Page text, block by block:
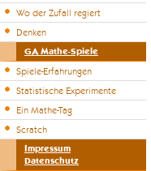
Wo der Zufall regiert
Denken
GA Mathe-Spiele
Spiele-Erfahrungen
Statistische Experimente
Ein Mathe-Tag
Scratch
Impressum
Datenschutz